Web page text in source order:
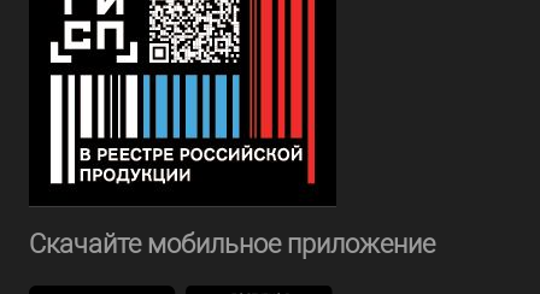
Скачайте мобильное приложение